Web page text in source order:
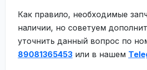
Как правило, необходимые
наличии, но советуем
уточнить данный вопрос по
89081365453 или в нашем